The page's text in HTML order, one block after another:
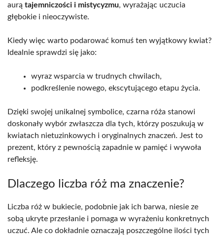
aurą tajemniczości i mistycyzmu, wyrażając uczucia
głębokie i nieoczywiste.
Kiedy więc warto podarować komuś ten wyjątkowy kwiat?
Idealnie sprawdzi się jako:
wyraz wsparcia w trudnych chwilach,
podkreślenie nowego, ekscytującego etapu życia.
Dzięki swojej unikalnej symbolice, czarna róża stanowi
doskonały wybór zwłaszcza dla tych, którzy poszukują w
kwiatach nietuzinkowych i oryginalnych znaczeń. Jest to
prezent, który z pewnością zapadnie w pamięć i wywoła
refleksję.
Dlaczego liczba róż ma znaczenie?
Liczba róż w bukiecie, podobnie jak ich barwa, niesie ze
sobą ukryte przesłanie i pomaga w wyrażeniu konkretnych
uczuć. Ale co dokładnie oznaczają poszczególne ilości tych